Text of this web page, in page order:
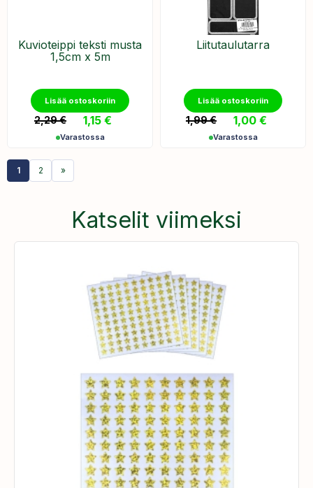
Kuvioteippi teksti musta
1,5cm x 5m
Lisää ostoskoriin
2,29€ 1,15 €
Varastossa
Liitutaulutarra
Lisää ostoskoriin
1,99€ 1,00 €
Varastossa
1 2 »
Katselit viimeksi